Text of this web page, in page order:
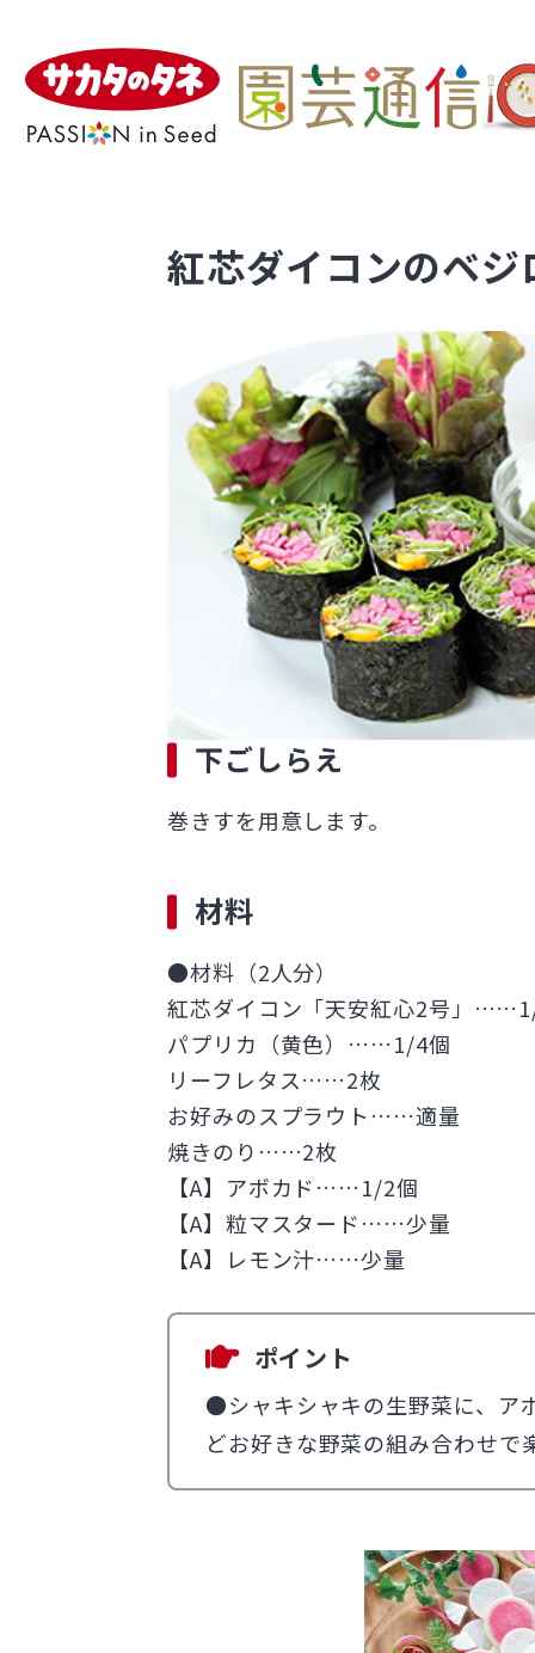
紅芯ダイコンのベジ
下ごしらえ
巻きすを用意します。
材料
●材料（2人分）
紅芯ダイコン「天安紅心2号」
パプリカ（黄色）……1/4個
リーフレタス……2枚
お好みのスプラウト……適量
焼きのり……2枚
【A】アボカド……1/2個
【A】粒マスタード……少量
【A】レモン汁……少量
ポイント
●シャキシャキの生野菜に、ア
どお好きな野菜の組み合わせで